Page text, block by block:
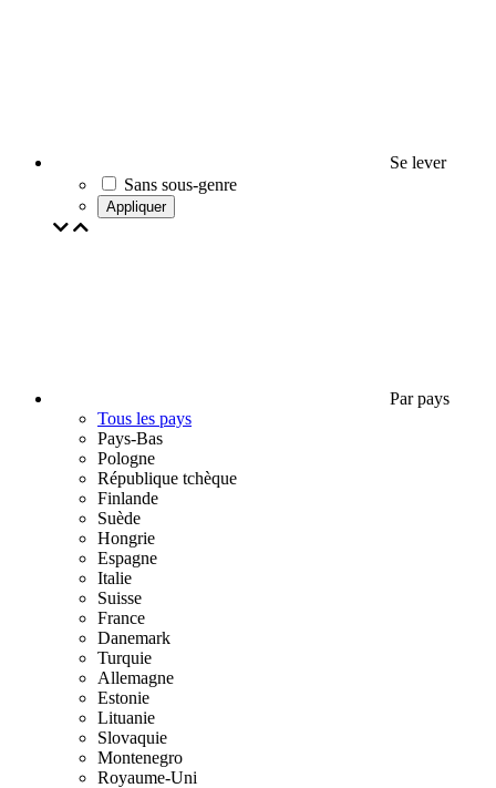
Se lever
Sans sous-genre
Appliquer
Par pays
Tous les pays
Pays-Bas
Pologne
République tchèque
Finlande
Suède
Hongrie
Espagne
Italie
Suisse
France
Danemark
Turquie
Allemagne
Estonie
Lituanie
Slovaquie
Montenegro
Royaume-Uni